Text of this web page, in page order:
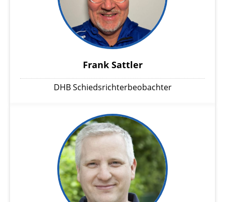
Frank Sattler
DHB Schiedsrichterbeobachter